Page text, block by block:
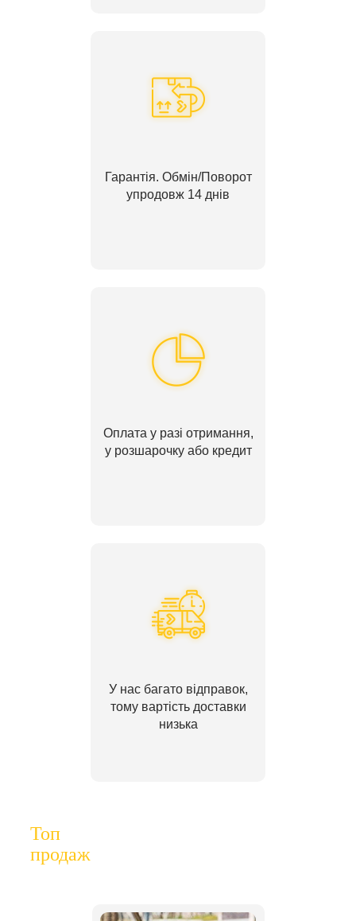
Гарантія. Обмін/Поворот
упродовж 14 днів
Оплата у разі отримання,
у розшарочку або кредит
У нас багато відправок,
тому вартість доставки
низька
Топ
продаж